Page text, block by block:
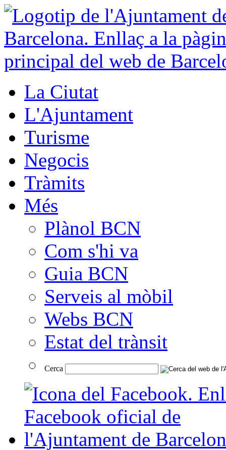
La Ciutat
L'Ajuntament
Turisme
Negocis
Tràmits
Més
Plànol BCN
Com s'hi va
Guia BCN
Serveis al mòbil
Webs BCN
Estat del trànsit
Cerca